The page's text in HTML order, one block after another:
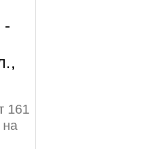
-
161
на